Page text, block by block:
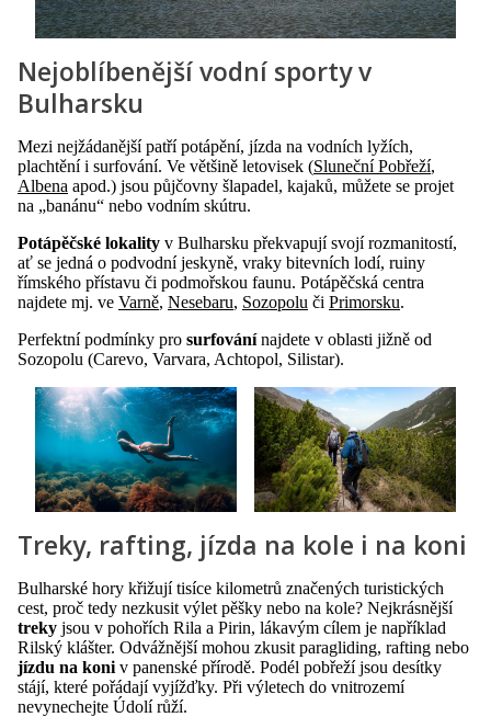
Nejoblíbenější vodní sporty v
Bulharsku
Mezi nejžádanější patří potápění, jízda na vodních lyžích,
plachtění i surfování. Ve většině letovisek (Sluneční Pobřeží,
Albena apod.) jsou půjčovny šlapadel, kajaků, můžete se projet
na „banánu“ nebo vodním skútru.
Potápěčské lokality v Bulharsku překvapují svojí rozmanitostí,
ať se jedná o podvodní jeskyně, vraky bitevních lodí, ruiny
římského přístavu či podmořskou faunu. Potápěčská centra
najdete mj. ve Varně, Nesebaru, Sozopolu či Primorsku.
Perfektní podmínky pro surfovánínajdete v oblasti jižně od
Sozopolu (Carevo, Varvara, Achtopol, Silistar).
Treky, rafting, jízda na kole i na koni
Bulharské hory křižují tisíce kilometrů značených turistických
cest, proč tedy nezkusit výlet pěšky nebo na kole? Nejkrásnější
treky jsou v pohořích Rila a Pirin, lákavým cílem je například
Rilský klášter. Odvážnější mohou zkusit paragliding, rafting nebo
jízdu na koni v panenské přírodě. Podél pobřeží jsou desítky
stájí, které pořádají vyjížďky. Při výletech do vnitrozemí
nevynechejte Údolí růží.